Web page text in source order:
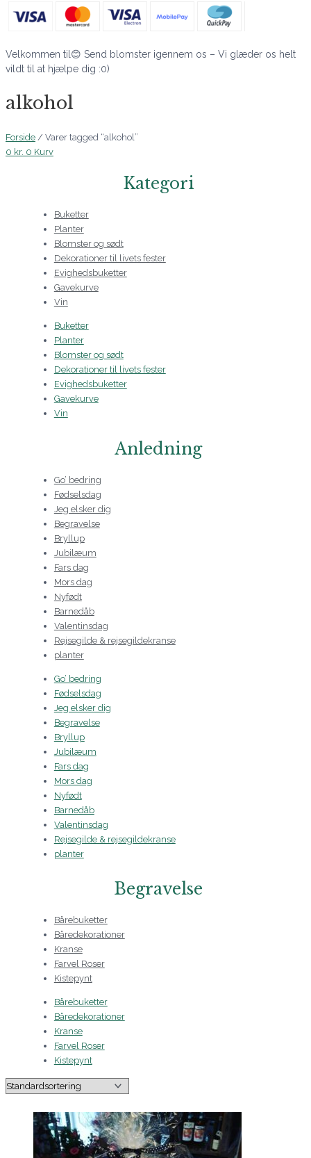
Velkommen til😊 Send blomster igennem os – Vi glæder os helt
vildt til at hjælpe dig :0)
alkohol
Forside / Varer tagged “alkohol”
0 kr. 0 Kurv
Kategori
Buketter
Planter
Blomster og sødt
Dekorationer til livets fester
Evighedsbuketter
Gavekurve
Vin
Buketter
Planter
Blomster og sødt
Dekorationer til livets fester
Evighedsbuketter
Gavekurve
Vin
Anledning
Go’ bedring
Fødselsdag
Jeg elsker dig
Begravelse
Bryllup
Jubilæum
Fars dag
Mors dag
Nyfødt
Barnedåb
Valentinsdag
Rejsegilde & rejsegildekranse
planter
Go’ bedring
Fødselsdag
Jeg elsker dig
Begravelse
Bryllup
Jubilæum
Fars dag
Mors dag
Nyfødt
Barnedåb
Valentinsdag
Rejsegilde & rejsegildekranse
planter
Begravelse
Bårebuketter
Båredekorationer
Kranse
Farvel Roser
Kistepynt
Bårebuketter
Båredekorationer
Kranse
Farvel Roser
Kistepynt